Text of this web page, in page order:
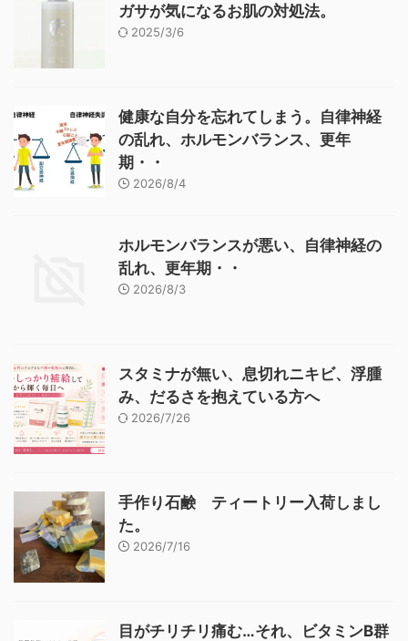
ガサが気になるお肌の対処法。
2025/3/6
健康な自分を忘れてしまう。自律神経
の乱れ、ホルモンバランス、更年
期・・
2026/8/4
ホルモンバランスが悪い、自律神経の
乱れ、更年期・・
2026/8/3
スタミナが無い、息切れニキビ、浮腫
み、だるさを抱えている方へ
2026/7/26
手作り石鹸 ティートリー入荷しまし
た。
2026/7/16
目がチリチリ痛む…それ、ビタミンB群